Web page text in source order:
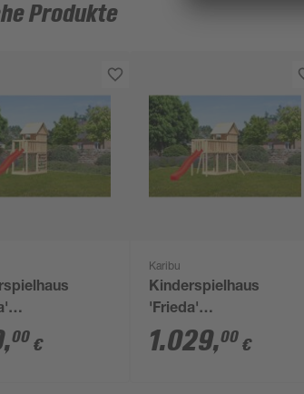
Produkte
Fichte 107
,00 €
Karibu
Kinderspielhaus
'Frieda'
naturbelassene
nordische Fichte 107
1.029,00 €